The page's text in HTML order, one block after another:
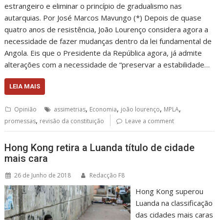
estrangeiro e eliminar o princípio de gradualismo nas
autarquias. Por José Marcos Mavungo (*) Depois de quase
quatro anos de resistência, João Lourenço considera agora a
necessidade de fazer mudanças dentro da lei fundamental de
Angola. Eis que o Presidente da República agora, já admite
alterações com a necessidade de “preservar a estabilidade…
LEIA MAIS
Opinião assimetrias, Economia, joão lourenço, MPLA,
promessas, revisão da constituição Leave a comment
Hong Kong retira a Luanda título de cidade
mais cara
26 de Junho de 2018 Redacção F8
Hong Kong superou
Luanda na classificação
das cidades mais caras